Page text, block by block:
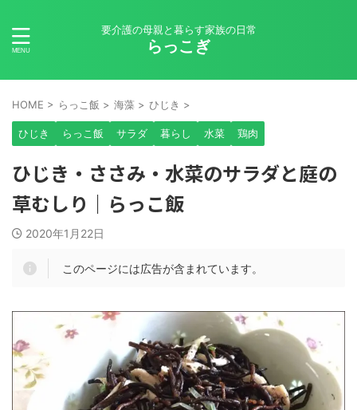
要介護の母親と暮らす家族の日常
らっこぎ
HOME > らっこ飯 > 海藻 > ひじき >
ひじき らっこ飯 サラダ 暮らし 水菜 鶏肉
ひじき・ささみ・水菜のサラダと庭の
草むしり｜らっこ飯
2020年1月22日
このページには広告が含まれています。